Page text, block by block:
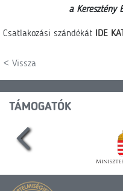
a Keresztény
Csatlakozási szándékát IDE
< Vissza
TÁMOGATÓK